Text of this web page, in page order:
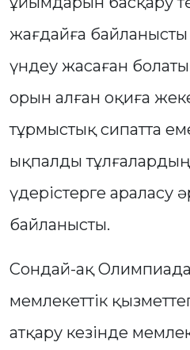
жағдайға
үндеу жасаған
орын алған оқиға
тұрмыстық сипатта
ықпалды
үдерістерге араласу
байланысты.
Сондай-ақ
мемлекеттік
атқару кезінде